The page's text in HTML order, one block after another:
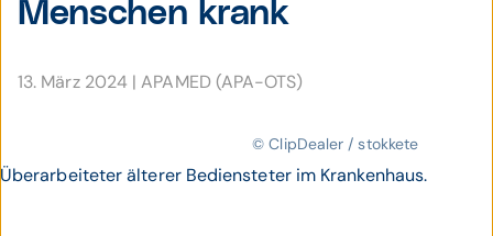
Menschen krank
13. März 2024 |APAMED (APA-OTS)
© ClipDealer / stokkete
Überarbeiteter älterer Bediensteter im Krankenhaus.